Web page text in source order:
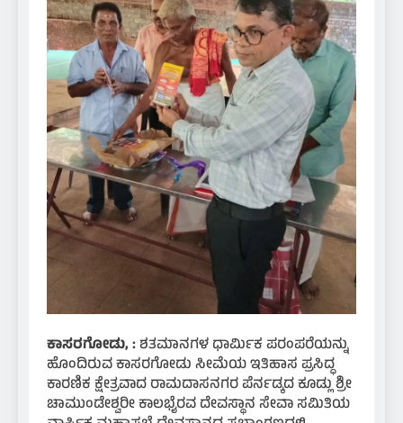
ಕಾಸರಗೋಡು, :ಶತಮಾನಗಳ ಧಾರ್ಮಿಕ ಪರಂಪರೆಯನ್ನು
ಹೊಂದಿರುವ ಕಾಸರಗೋಡು ಸೀಮೆಯ ಇತಿಹಾಸ ಪ್ರಸಿದ್ಧ
ಕಾರಣಿಕ ಕ್ಷೇತ್ರವಾದ ರಾಮದಾಸನಗರ ಪೆರ್ನಡ್ಕದ ಕೂಡ್ಲು ಶ್ರೀ
ಚಾಮುಂಡೇಶ್ವರೀ ಕಾಲಭೈರವ ದೇವಸ್ಥಾನ ಸೇವಾ ಸಮಿತಿಯ